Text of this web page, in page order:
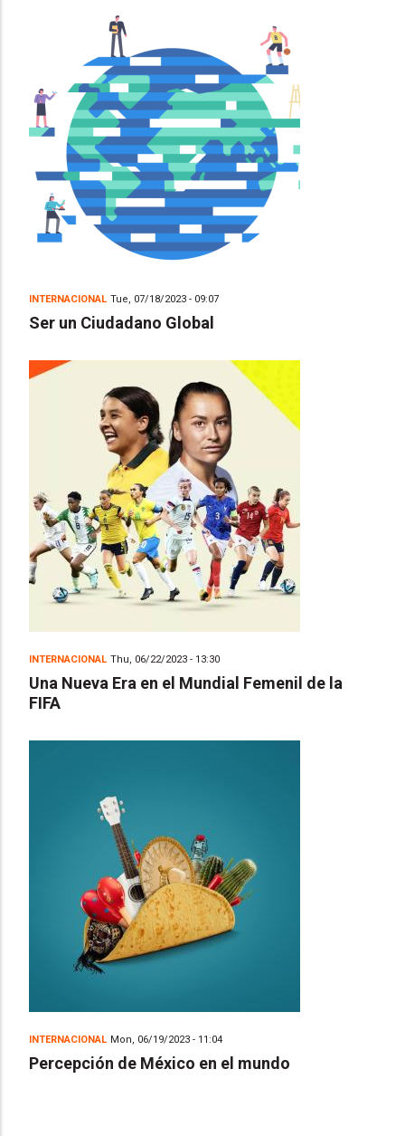
INTERNACIONAL Tue, 07/18/2023 - 09:07
Ser un Ciudadano Global
INTERNACIONAL Thu, 06/22/2023 - 13:30
Una Nueva Era en el Mundial Femenil de la
FIFA
INTERNACIONAL Mon, 06/19/2023 - 11:04
Percepción de México en el mundo